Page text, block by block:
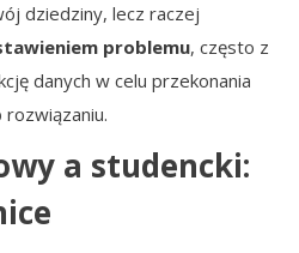
dziedziny, lecz raczej
problemu, często z
danych w celu przekonania
a studencki: